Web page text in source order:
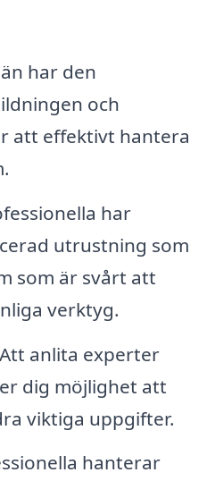
har den
och
att effektivt hantera
har
utrustning som
som är svårt att
verktyg.
Att anlita experter
dig möjlighet att
viktiga uppgifter.
hanterar